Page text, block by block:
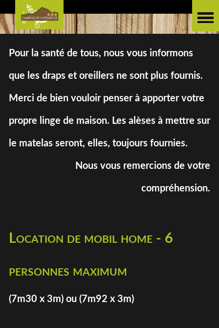
Pour la santé de tous, nous vous informons
que les draps et oreillers ne sont plus fournis.
Merci de bien vouloir penser à apporter votre
propre linge de maison. Les alèses à mettre sur
le matelas seront, elles, toujours fournies.
Nous vous remercions de votre
compréhension.
Location de mobil home - 6
personnes maximum
(7m30 x 3m) ou (7m92 x 3m)